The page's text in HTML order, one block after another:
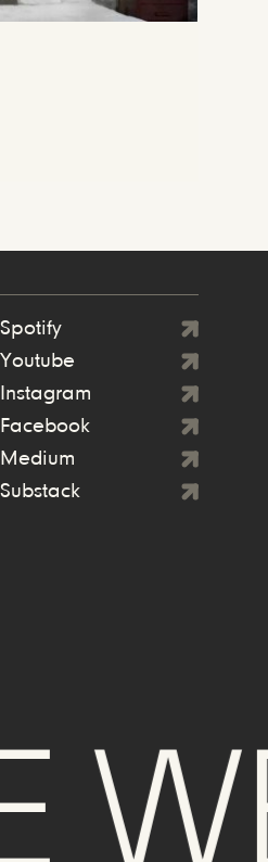
Spotify
Youtube
Instagram
Facebook
Medium
Substack